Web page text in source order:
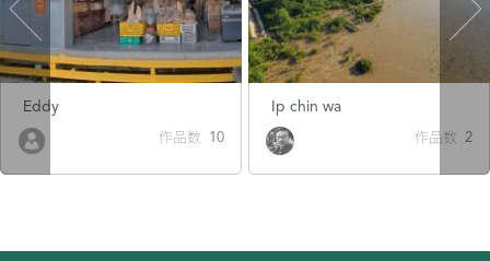
Eddy
作品数 10
Ip chin wa
作品数 2